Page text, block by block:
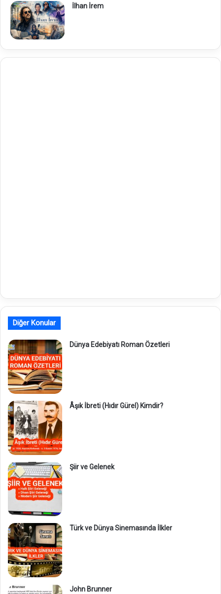
İlhan İrem
Diğer Konular
Dünya Edebiyatı Roman Özetleri
Âşık İbreti (Hıdır Gürel) Kimdir?
Şiir ve Gelenek
Türk ve Dünya Sinemasında İlkler
John Brunner